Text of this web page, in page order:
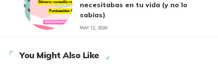
necesitabas en tu vida (y no lo
sabías)
MAY 12, 2026
You Might Also Like